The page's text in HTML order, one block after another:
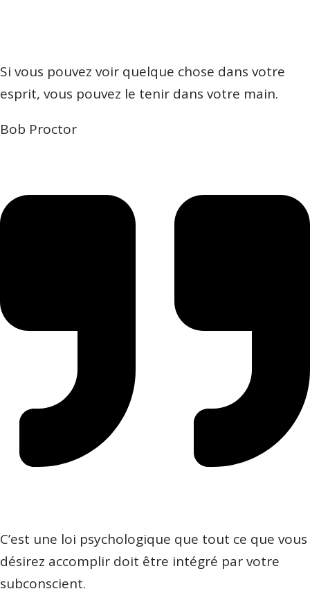
Si vous pouvez voir quelque chose dans votre
esprit, vous pouvez le tenir dans votre main.
Bob Proctor
C’est une loi psychologique que tout ce que vous
désirez accomplir doit être intégré par votre
subconscient.